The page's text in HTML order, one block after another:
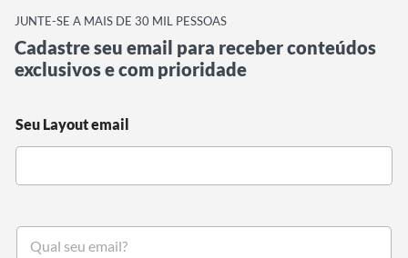
JUNTE-SE A MAIS DE 30 MIL PESSOAS
Cadastre seu email para receber conteúdos
exclusivos e com prioridade
Seu Layout email
S